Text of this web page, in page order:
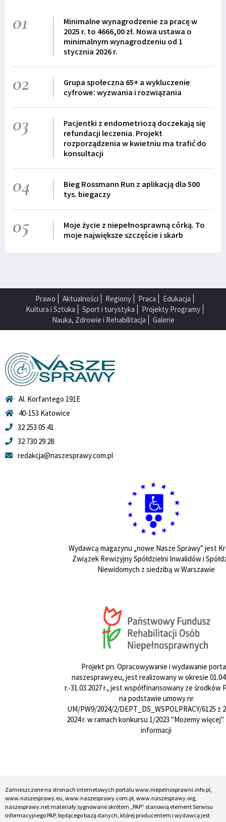
01
Minimalne wynagrodzenie za pracę w
2025 r. to 4666,00 zł. Nowa ustawa o
minimalnym wynagrodzeniu od 1
stycznia 2026 r.
02
Grupa społeczna 65+ a wykluczenie
cyfrowe: wyzwania i rozwiązania
03
Pacjentki z endometriozą doczekają się
refundacji leczenia. Projekt
rozporządzenia w kwietniu ma trafić do
konsultacji
04
Bieg Rossmann Run z aplikacją dla 500
tys. biegaczy
05
Moje życie z niepełnosprawną córką. To
moje największe szczęście i skarb
Prawo Aktualności Regiony Praca
Edukacja
Kultura i Sztuka
Sport i turystyka
Projekty Programy
Nauka, Zdrowie i Rehabilitacja
Galerie
Al. Korfantego 191E
40-153 Katowice
32 253 05 41
32 730 29 28
redakcja@naszesprawy.com.pl
Wydawcą magazynu „nowe Nasze Sprawy” jest
Związek Rewizyjny Spółdzielni Inwalidów i
Niewidomych z siedzibą w Warszawie
Projekt pn. Opracowywanie i wydawanie
naszesprawy.eu, jest realizowany w okresie
r.-31.03.2027 r., jest współfinansowany ze środków
na podstawie umowy nr
UM/PW9/2024/2/DEPT_DS_WSPOLPRACY/6125 z
2024 r. w ramach konkursu 1/2023 "Możemy więcej".
informacji
Zamieszczone na stronach internetowych portalu www.niepelnosprawni.info.pl,
www.naszesprawy.eu, www.naszesprawy.com.pl, www.naszesprawy.org,
naszesprawy.net materiały sygnowane skrótem „PAP” stanowią element Serwisu
informacyjnego PAP, będącego bazą danych, której producentem i wydawcą jest